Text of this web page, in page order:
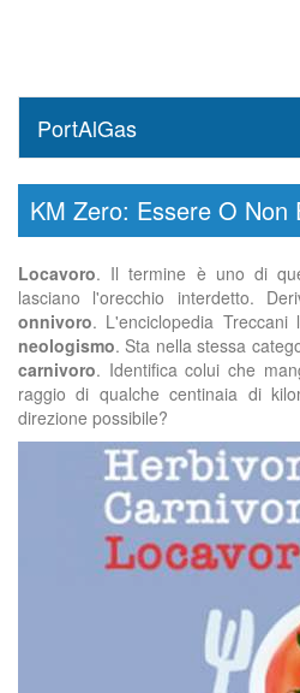
PortAlGas
KM Zero: Essere O Non
Locavoro. Il termine è uno di
lasciano l'orecchio interdetto.
onnivoro. L'enciclopedia
neologismo. Sta nella stessa
carnivoro. Identifica colui che
raggio di qualche centinaia di
direzione possibile?